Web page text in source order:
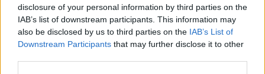
disclosure of your personal information by third parties on the
IAB’s list of downstream participants. This information may
also be disclosed by us to third parties on the IAB’s List of
Downstream Participants that may further disclose it to other
Le sue bellezze artistiche come architettoniche tornano quindi
protagoniste sul piccolo schermo, all'indomani dello speciale di Tg2
Costume dedicato alla Città del Natale.